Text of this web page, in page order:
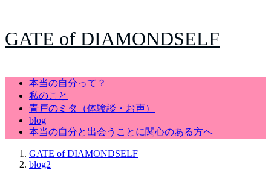
GATE of DIAMONDSELF
本当の自分って？
私のこと
青戸のミタ（体験談・お声）
blog
本当の自分と出会うことに関心のある方へ
GATE of DIAMONDSELF
blog2